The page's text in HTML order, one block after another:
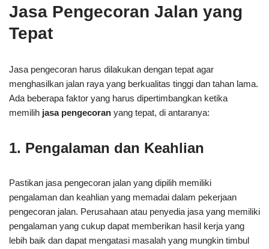
Jasa Pengecoran Jalan yang
Tepat
Jasa pengecoran harus dilakukan dengan tepat agar
menghasilkan jalan raya yang berkualitas tinggi dan tahan lama.
Ada beberapa faktor yang harus dipertimbangkan ketika
memilih jasa pengecoran yang tepat, di antaranya:
1. Pengalaman dan Keahlian
Pastikan jasa pengecoran jalan yang dipilih memiliki
pengalaman dan keahlian yang memadai dalam pekerjaan
pengecoran jalan. Perusahaan atau penyedia jasa yang memiliki
pengalaman yang cukup dapat memberikan hasil kerja yang
lebih baik dan dapat mengatasi masalah yang mungkin timbul